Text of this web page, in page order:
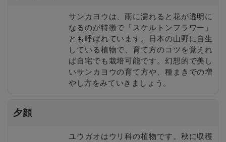
サンカヨウは、雨に濡れると花が透明に
なるのが特徴で「スケルトンフラワー」
とも呼ばれています。日本の山野に自生
している植物で、育て方のコツを覚えれ
ば自宅でも栽培可能です。幻想的で美し
いサンカヨウの育て方や、種まきでの増
やし方をみていきましょう。
夕顔
ユウガオはウリ科の植物です。秋に収穫